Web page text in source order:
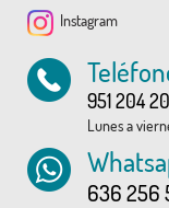
Instagram
951 204
Lunes a
636 256